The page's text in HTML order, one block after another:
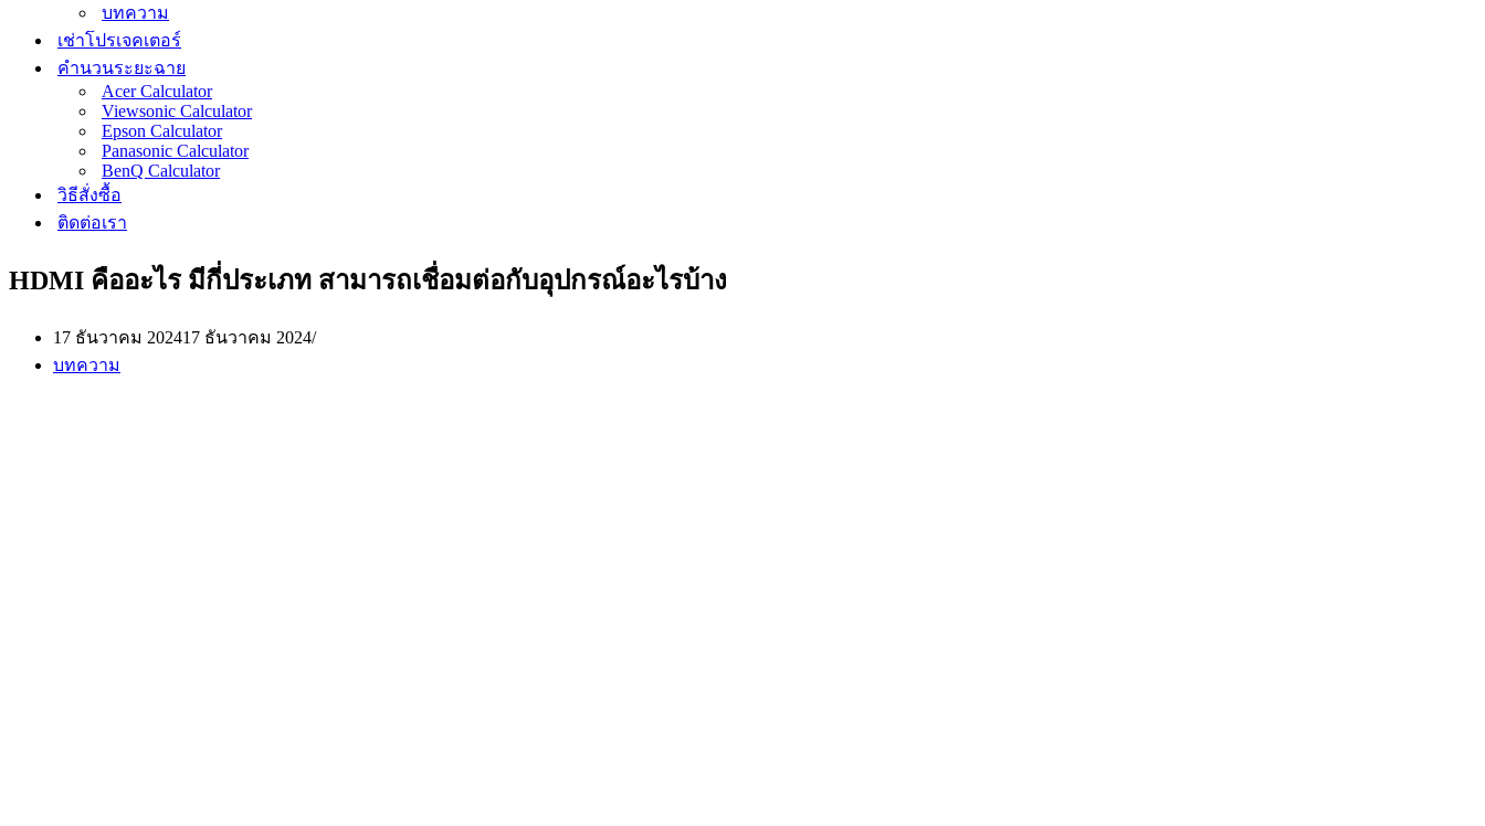
บทความ
เช่าโปรเจคเตอร์
คำนวนระยะฉาย
Acer Calculator
Viewsonic Calculator
Epson Calculator
Panasonic Calculator
BenQ Calculator
วิธีสั่งซื้อ
ติดต่อเรา
HDMI คืออะไร มีกี่ประเภท สามารถเชื่อมต่อกับอุปกรณ์อะไรบ้าง
17 ธันวาคม 202417 ธันวาคม 2024
บทความ